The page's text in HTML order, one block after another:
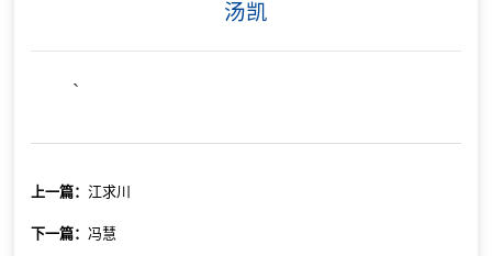
汤凯
`
上一篇：江求川
下一篇：冯慧